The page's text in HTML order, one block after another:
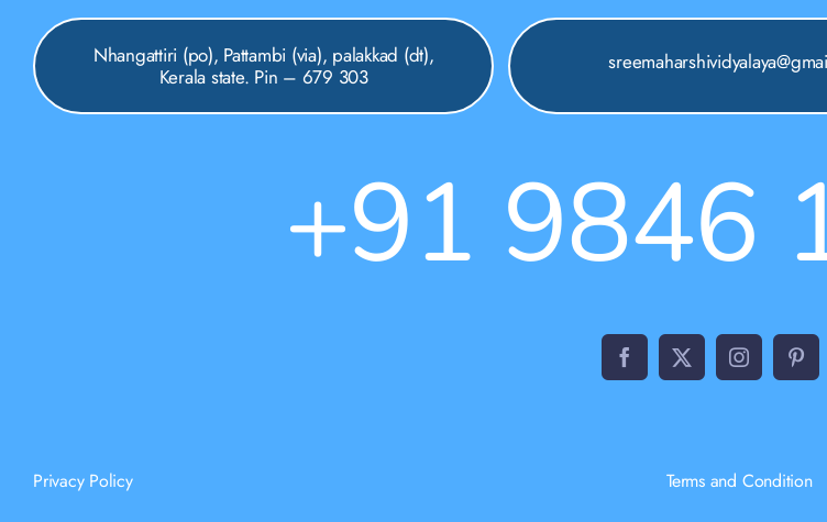
Nhangattiri (po), Pattambi (via), palakkad (dt),
Kerala state. Pin – 679 303
+91 9846
Privacy Policy Terms and Condition